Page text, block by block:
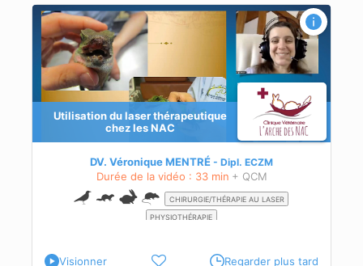
Utilisation du laser thérapeutique
chez les NAC
DV. Véronique MENTRÉ Dipl. ECZM
Durée de la vidéo : 33 min + QCM
CHIRURGIE/THÉRAPIE AU LASER
PHYSIOTHÉRAPIE
Visionner Regarder plus tard